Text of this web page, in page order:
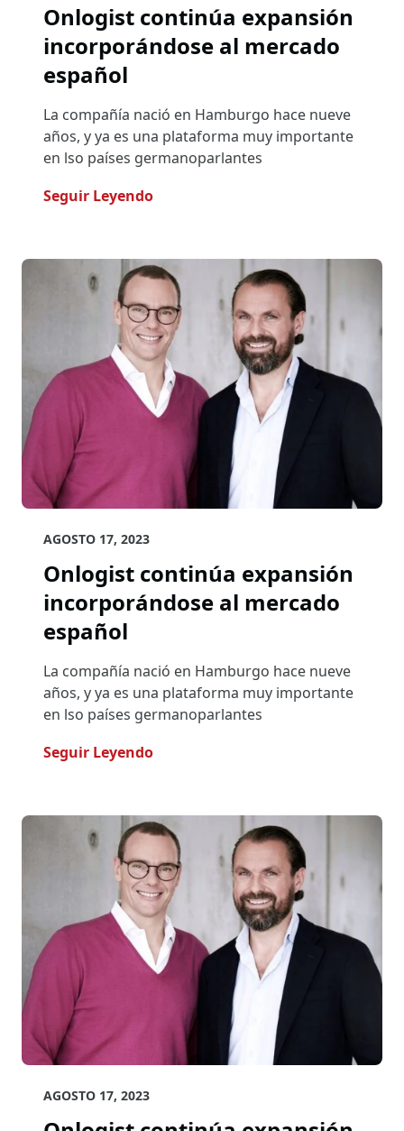
Onlogist continúa expansión
incorporándose al mercado
español
La compañía nació en Hamburgo hace nueve
años, y ya es una plataforma muy importante
en lso países germanoparlantes
Seguir Leyendo- Onlogist Continúa Expansión
AGOSTO 17, 2023
Onlogist continúa expansión
incorporándose al mercado
español
La compañía nació en Hamburgo hace nueve
años, y ya es una plataforma muy importante
en lso países germanoparlantes
Seguir Leyendo- Onlogist Continúa Expansión
AGOSTO 17, 2023